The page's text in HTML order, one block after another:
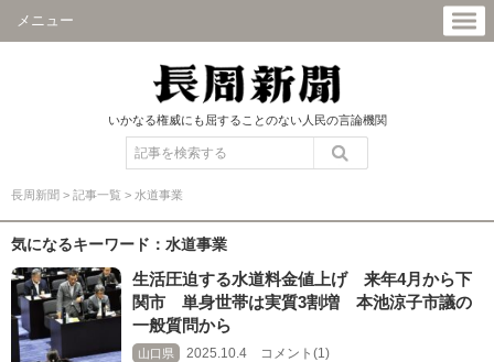
メニュー
いかなる権威にも屈することのない人民の言論機関
長周新聞 > 記事一覧 > 水道事業
気になるキーワード：水道事業
生活圧迫する水道料金値上げ 来年4月から下
関市 単身世帯は実質3割増 本池涼子市議の
一般質問から
山口県 2025.10.4 コメント(1)